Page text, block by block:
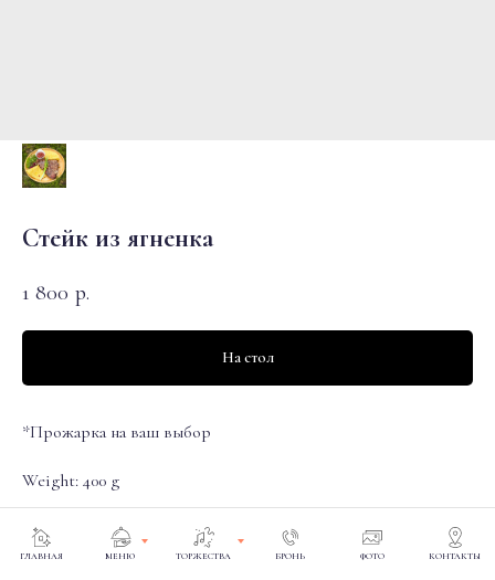
ГЛАВНАЯ МЕНЮ ТОРЖЕСТВА БРОНЬ ФОТО КОНТАКТЫ
Стейк из ягненка
1 800 р.
На стол
*Прожарка на ваш выбор
Weight: 400 g